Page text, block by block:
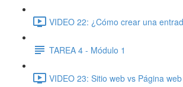
VIDEO 22: ¿Cómo crear una
TAREA 4 - Módulo 1
VIDEO 23: Sitio web vs Página